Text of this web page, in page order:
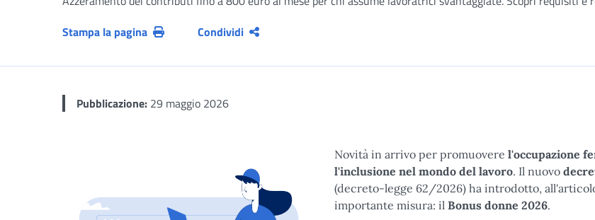
Stampa la pagina
Condividi
Pubblicazione: 29 maggio 2026
Novità in arrivo per promuovere l'occupazione
l'inclusione nel mondo del lavoro. Il nuovo
(decreto-legge 62/2026) ha introdotto,
importante misura: il Bonus donne 2026.